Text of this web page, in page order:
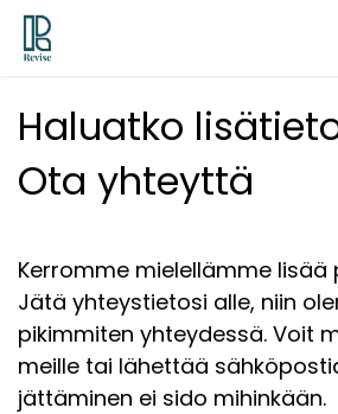
Hoppa till innehåll
Haluatko
Ota yhteyttä
Kerromme mielellämme lisää
Jätä yhteystietosi alle, niin
pikimmiten yhteydessä. Voit
meille tai lähettää
jättäminen ei sido mihinkään.